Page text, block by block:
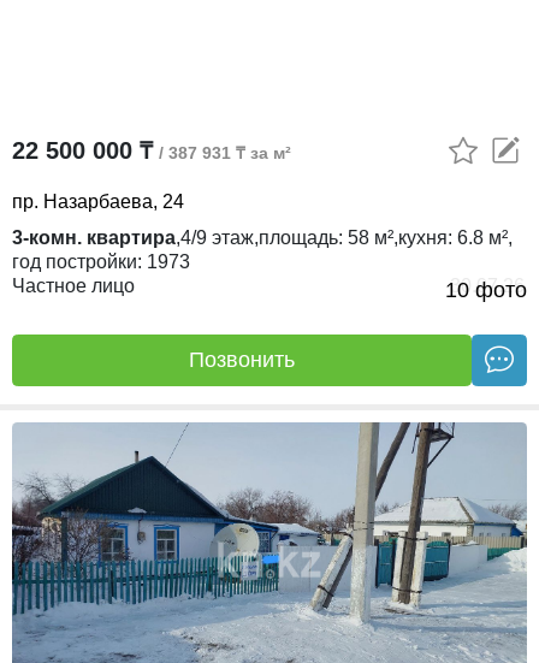
10 фото
22 500 000 ₸ / 387 931 ₸ за м²
пр. Назарбаева, 24
3-комн. квартира,4/9 этаж,площадь: 58 м²,кухня: 6.8 м²,
год постройки: 1973
Частное лицо
30.07.26
Позвонить